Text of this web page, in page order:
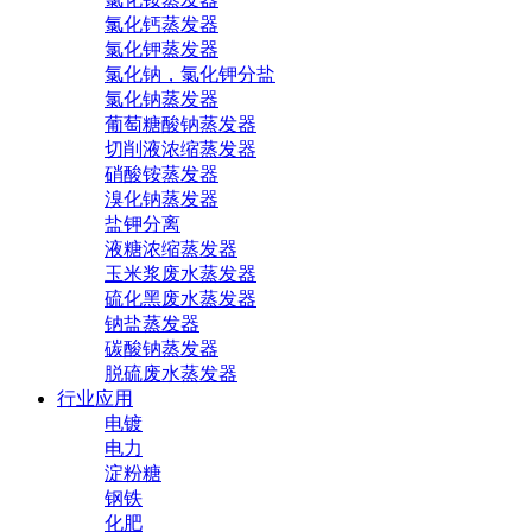
氯化钙蒸发器
氯化钾蒸发器
氯化钠，氯化钾分盐
氯化钠蒸发器
葡萄糖酸钠蒸发器
切削液浓缩蒸发器
硝酸铵蒸发器
溴化钠蒸发器
盐钾分离
液糖浓缩蒸发器
玉米浆废水蒸发器
硫化黑废水蒸发器
钠盐蒸发器
碳酸钠蒸发器
脱硫废水蒸发器
行业应用
电镀
电力
淀粉糖
钢铁
化肥